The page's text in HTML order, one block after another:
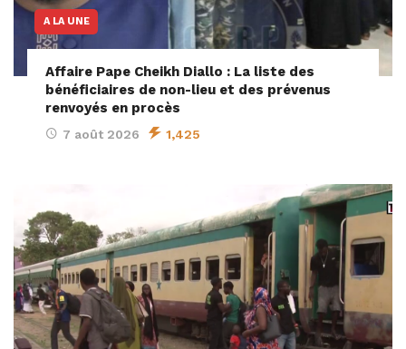
A LA UNE
Affaire Pape Cheikh Diallo : La liste des
bénéficiaires de non-lieu et des prévenus
renvoyés en procès
7 août 2026 1,425